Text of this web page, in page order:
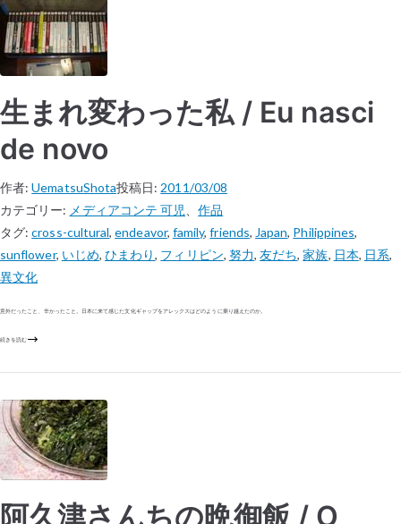
生まれ変わった私 / Eu nasci
de novo
作者:UematsuShota投稿日: 2011/03/08
カテゴリー: メディアコンテ 可児 、作品
タグ:cross-cultural,endeavor, family,friends, Japan, Philippines,
sunflower, いじめ, ひまわり, フィリピン, 努力,友だち,家族, 日本, 日系,
異文化
意外だったこと、辛かったこと。日本に来て感じた文化ギャップをアレックスはどのように乗り越えたのか。
続きを読む
阿久津さんちの晩御飯 / O